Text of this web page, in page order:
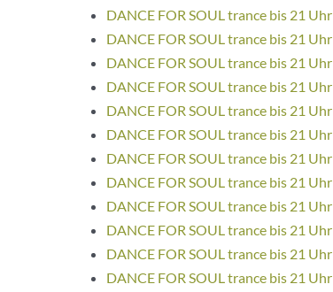
DANCE FOR SOUL trance bis 21 Uhr
DANCE FOR SOUL trance bis 21 Uhr
DANCE FOR SOUL trance bis 21 Uhr
DANCE FOR SOUL trance bis 21 Uhr
DANCE FOR SOUL trance bis 21 Uhr
DANCE FOR SOUL trance bis 21 Uhr
DANCE FOR SOUL trance bis 21 Uhr
DANCE FOR SOUL trance bis 21 Uhr
DANCE FOR SOUL trance bis 21 Uhr
DANCE FOR SOUL trance bis 21 Uhr
DANCE FOR SOUL trance bis 21 Uhr
DANCE FOR SOUL trance bis 21 Uhr